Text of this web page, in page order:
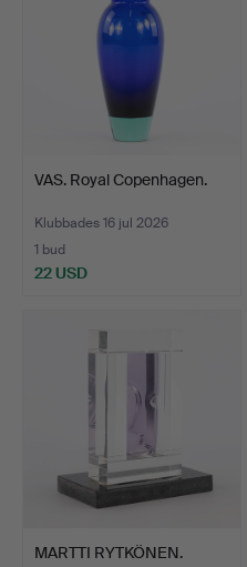
VAS. Royal Copenhagen.
Klubbades 16 jul 2026
1 bud
22 USD
MARTTI RYTKÖNEN.